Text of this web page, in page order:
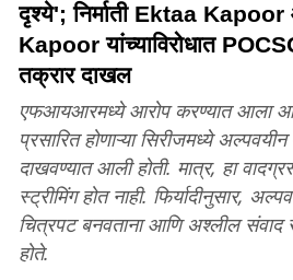
दृश्ये'; निर्माती Ektaa
Kapoor यांच्याविरोधात
तक्रार दाखल
एफआयआरमध्ये आरोप करण्यात आला
प्रसारित होणाऱ्या सिरीजमध्ये
दाखवण्यात आली होती. मात्र, हा
स्ट्रीमिंग होत नाही. फिर्यादीनुसार,
चित्रपट बनवताना आणि अश्लील संवाद
होते.